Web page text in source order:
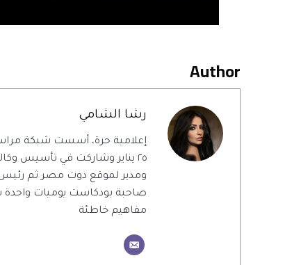
Author
رشا الشامي
إعلامية حرة، أسست شبكة
٢٥ يناير وشاركت في تأسيس
ومدير لموقع دوت مصر ثم رئيس
صاحبة بودكاست يوميات واحدة
مفاهيم خاطئة